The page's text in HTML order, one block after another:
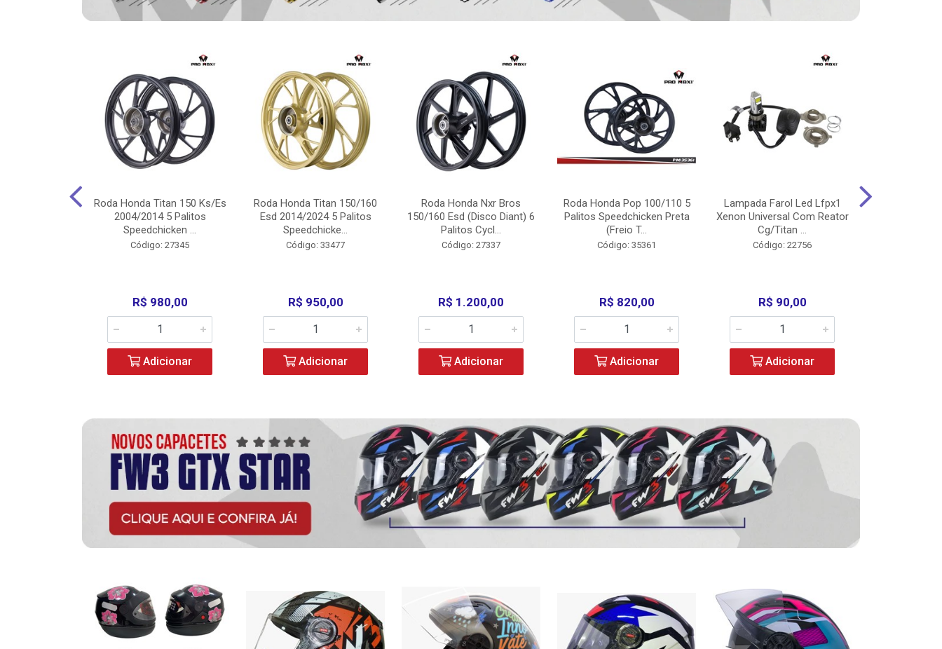
Roda Honda Titan 150 Ks/Es
2004/2014 5 Palitos
Speedchicken ...
Código: 27345
R$ 980,00
Adicionar
Roda Honda Titan 150/160
Esd 2014/2024 5 Palitos
Speedchicke...
Código: 33477
R$ 950,00
Adicionar
Roda Honda Nxr Bros
150/160 Esd (Disco Diant) 6
Palitos Cycl...
Código: 27337
R$ 1.200,00
Adicionar
Roda Honda Pop 100/110 5
Palitos Speedchicken Preta
(Freio T...
Código: 35361
R$ 820,00
Adicionar
Lampada Farol Led Lfpx1
Xenon Universal Com Reator
Cg/Titan ...
Código: 22756
R$ 90,00
Adicionar